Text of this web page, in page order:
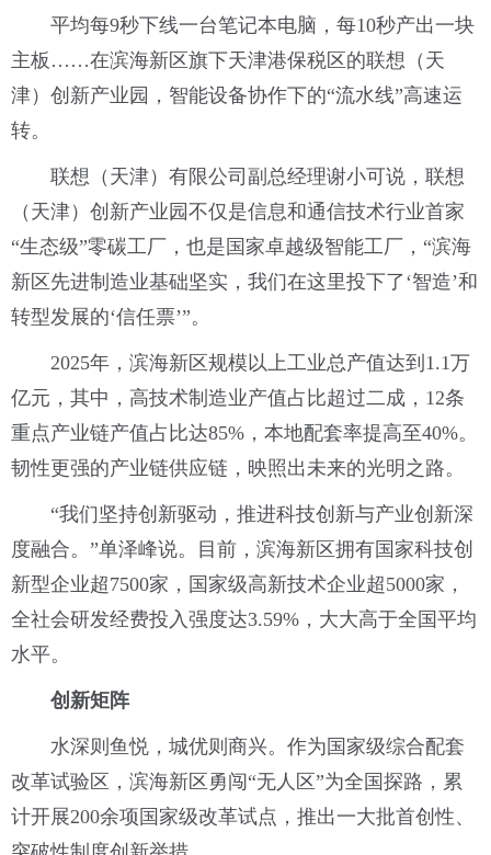
平均每9秒下线一台笔记本电脑，每10秒产出一块
主板……在滨海新区旗下天津港保税区的联想（天
津）创新产业园，智能设备协作下的“流水线”高速运
转。
联想（天津）有限公司副总经理谢小可说，联想
（天津）创新产业园不仅是信息和通信技术行业首家
“生态级”零碳工厂，也是国家卓越级智能工厂，“滨海
新区先进制造业基础坚实，我们在这里投下了‘智造’和
转型发展的‘信任票’”。
2025年，滨海新区规模以上工业总产值达到1.1万
亿元，其中，高技术制造业产值占比超过二成，12条
重点产业链产值占比达85%，本地配套率提高至40%。
韧性更强的产业链供应链，映照出未来的光明之路。
“我们坚持创新驱动，推进科技创新与产业创新深
度融合。”单泽峰说。目前，滨海新区拥有国家科技创
新型企业超7500家，国家级高新技术企业超5000家，
全社会研发经费投入强度达3.59%，大大高于全国平均
水平。
创新矩阵
水深则鱼悦，城优则商兴。作为国家级综合配套
改革试验区，滨海新区勇闯“无人区”为全国探路，累
计开展200余项国家级改革试点，推出一大批首创性、